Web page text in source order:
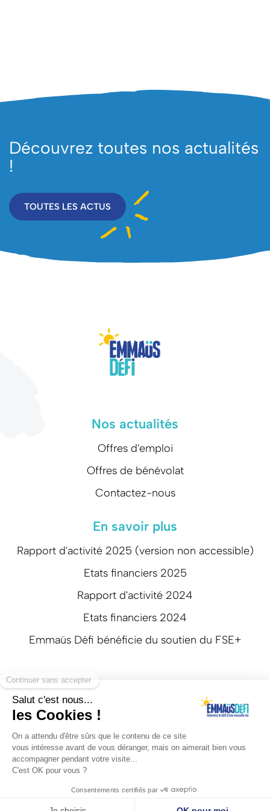
Découvrez toutes nos actualités
!
TOUTES LES ACTUS
Nos actualités
Offres d'emploi
Offres de bénévolat
Contactez-nous
En savoir plus
Rapport d'activité 2025 (version non accessible)
Etats financiers 2025
Rapport d'activité 2024
Etats financiers 2024
Emmaüs Défi bénéficie du soutien du FSE+
Mentions légales
Politique de confidentialité
Réalisation: Agence web Beyonds